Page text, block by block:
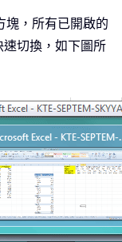
塊，所有已開啟的
切換，如下圖所